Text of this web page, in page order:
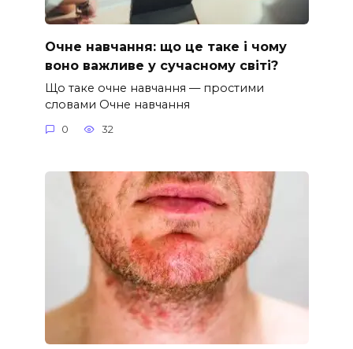
Очне навчання: що це таке і чому
воно важливе у сучасному світі?
Що таке очне навчання — простими
словами Очне навчання
0 32